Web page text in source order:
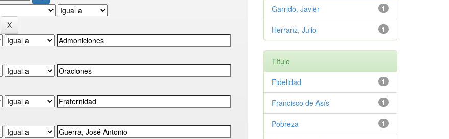
1
Garrido, Javier
1
Herranz, Julio
Título
1
Fidelidad
1
Francisco de Asís
1
Pobreza